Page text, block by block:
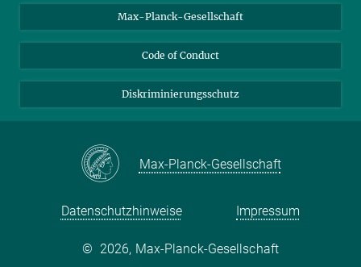
Max-Planck-Gesellschaft
Code of Conduct
Diskriminierungsschutz
Max-Planck-Gesellschaft
Datenschutzhinweise Impressum
© 2026, Max-Planck-Gesellschaft